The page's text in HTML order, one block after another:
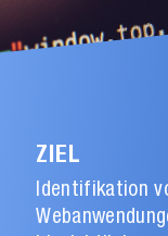
ZIEL
Identifikation